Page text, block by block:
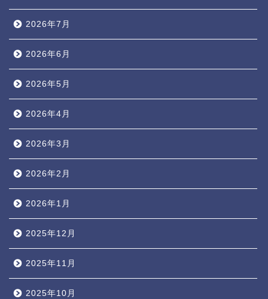
2026年7月
2026年6月
2026年5月
2026年4月
2026年3月
2026年2月
2026年1月
2025年12月
2025年11月
2025年10月